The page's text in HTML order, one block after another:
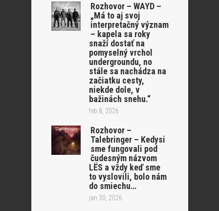
Rozhovor – WAYD –
„Má to aj svoj
interpretačný význam
– kapela sa roky
snaží dostať na
pomyselný vrchol
undergroundu, no
stále sa nachádza na
začiatku cesty,
niekde dole, v
bažinách snehu.“
feb 8, 2026
Rozhovor –
Talebringer – Kedysi
sme fungovali pod
čudesným názvom
LËS a vždy keď sme
to vyslovili, bolo nám
do smiechu…
jan 30, 2026